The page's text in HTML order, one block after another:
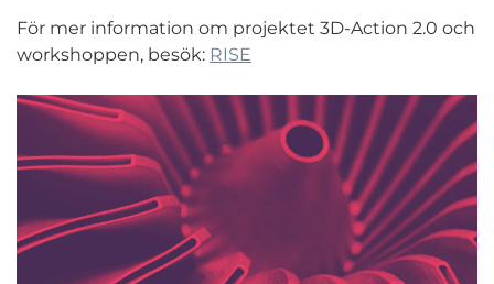
För mer information om projektet 3D-Action 2.0 och
workshoppen, besök: RISE